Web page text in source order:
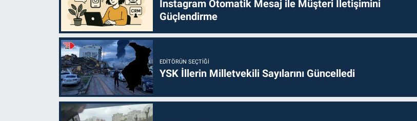
Instagram Otomatik Mesaj ile Müşteri İletişimini
Güçlendirme
EDITÖRÜN SEÇTIĞI
YSK İllerin Milletvekili Sayılarını Güncelledi